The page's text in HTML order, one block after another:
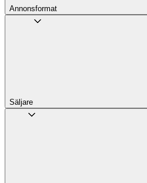
Annons­format
Säljare